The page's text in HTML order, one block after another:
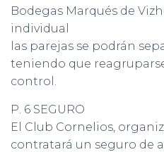
Bodegas Marqués de
individual
las parejas se podrán
teniendo que
control.
P. 6 SEGURO
El Club Cornelios,
contratará un seguro de